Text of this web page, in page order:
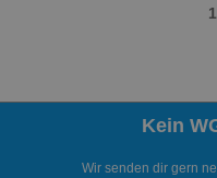
Kein
Wir senden dir gern